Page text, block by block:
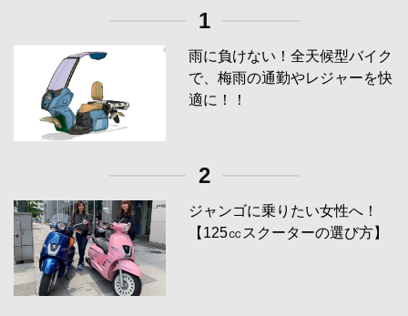
1
雨に負けない！全天候型バイク
で、梅雨の通勤やレジャーを快
適に！！
2
ジャンゴに乗りたい女性へ！
【125㏄スクーターの選び方】